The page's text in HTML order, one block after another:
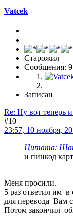
Vatcek
Старожил
Сообщения:
Записан
Re: Ну вот теперь
#10
23:57, 10 ноября,
Цитата:
и пинкод
Меня просили.
5 раз ответил им в
для перевода Вам
Потом закончил